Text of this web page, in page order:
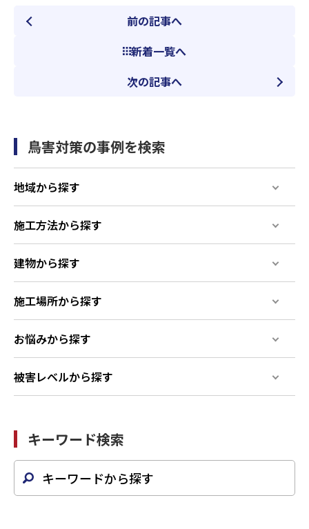
前の記事へ
新着一覧へ
次の記事へ
鳥害対策の事例を検索
地域から探す
施工方法から探す
建物から探す
施工場所から探す
お悩みから探す
被害レベルから探す
キーワード検索